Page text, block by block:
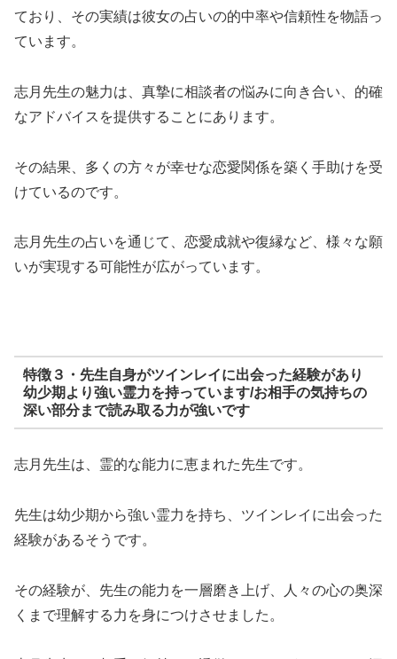
ており、その実績は彼女の占いの的中率や信頼性を物語っ
ています。
志月先生の魅力は、真摯に相談者の悩みに向き合い、的確
なアドバイスを提供することにあります。
その結果、多くの方々が幸せな恋愛関係を築く手助けを受
けているのです。
志月先生の占いを通じて、恋愛成就や復縁など、様々な願
いが実現する可能性が広がっています。
特徴３・先生自身がツインレイに出会った経験があり
幼少期より強い霊力を持っています/お相手の気持ちの
深い部分まで読み取る力が強いです
志月先生は、霊的な能力に恵まれた先生です。
先生は幼少期から強い霊力を持ち、ツインレイに出会った
経験があるそうです。
その経験が、先生の能力を一層磨き上げ、人々の心の奥深
くまで理解する力を身につけさせました。